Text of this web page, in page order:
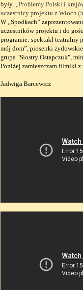
były .„Problemy Polski i
uczestnicy projektu z Włoch
W „Spodkach”
uczestników projektu i do goś
programie: spektakl teatralny
mój dom”, piosenki ż
grupa "Siostry Ostapczuk",
Poniżej zamieszczam filmiki z
Jadwiga Barcewicz